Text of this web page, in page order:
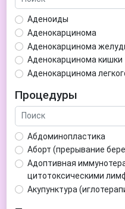
Аденоиды
Аденокарцинома
Аденокарцинома
Аденокарцинома кишки
Аденокарцинома
Аденома гипофиза
Аденома простаты
Аденома щитовидной
Аденомиоз
Адентия
Азооспермия
Акне (угри)
Алкоголизм
Процедуры
Абдоминопластика
Аборт (прерывание
Адоптивная
цитотоксическими
Акупунктура